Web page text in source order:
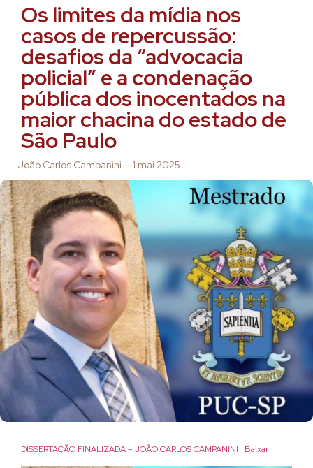
Os limites da mídia nos
casos de repercussão:
desafios da “advocacia
policial” e a condenação
pública dos inocentados na
maior chacina do estado de
São Paulo
João Carlos Campanini – 1 mai 2025
DISSERTAÇÃO FINALIZADA – JOÃO CARLOS CAMPANINI Baixar